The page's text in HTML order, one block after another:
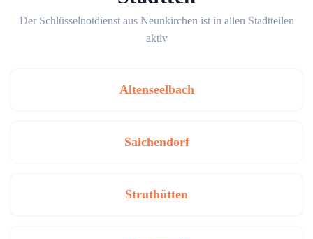
Der Schlüsselnotdienst aus Neunkirchen ist in allen Stadtteilen
aktiv
Altenseelbach
Salchendorf
Struthütten